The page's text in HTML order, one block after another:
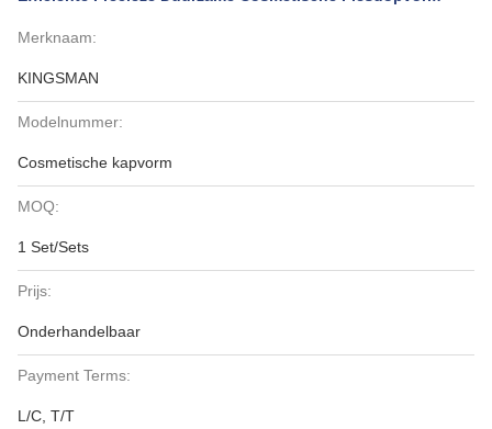
Merknaam:
KINGSMAN
Modelnummer:
Cosmetische kapvorm
MOQ:
1 Set/Sets
Prijs:
Onderhandelbaar
Payment Terms:
L/C, T/T